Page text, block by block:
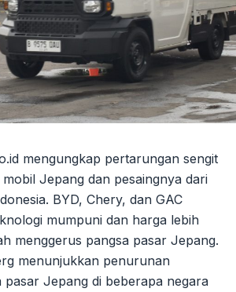
mengungkap pertarungan sengit
Jepang dan pesaingnya dari
BYD, Chery, dan GAC
mumpuni dan harga lebih
menggerus pangsa pasar Jepang.
menunjukkan penurunan
pasar Jepang di beberapa negara